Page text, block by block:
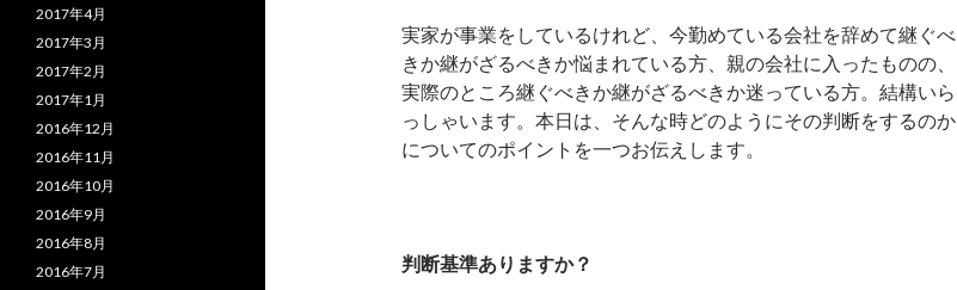
実家が事業をしているけれど、今勤めている会社を辞めて継ぐべ
きか継がざるべきか悩まれている方、親の会社に入ったものの、
実際のところ継ぐべきか継がざるべきか迷っている方。結構いら
っしゃいます。本日は、そんな時どのようにその判断をするのか
についてのポイントを一つお伝えします。
判断基準ありますか？
2017年4月
2017年3月
2017年2月
2017年1月
2016年12月
2016年11月
2016年10月
2016年9月
2016年8月
2016年7月